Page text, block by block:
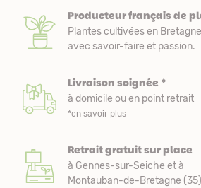
Producteur français de
Plantes cultivées en Bretagne
avec savoir-faire et passion.
Livraison soignée *
à domicile ou en point retrait
*en savoir plus
Retrait gratuit sur place
à Gennes-sur-Seiche et à
Montauban-de-Bretagne